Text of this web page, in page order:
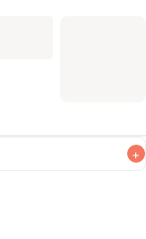
+
くお早めにお召